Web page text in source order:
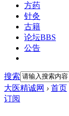
方药
针灸
古籍
论坛BBS
公告
搜索
大医精诚网 › 首页
订阅